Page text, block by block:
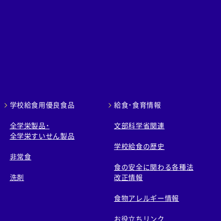
学校給食用優良食品
全学栄製品・
全学栄すいせん製品
非常食
洗剤
給食・食育情報
文部科学省関連
学校給食の歴史
食の安全に関わる各種法
改正情報
食物アレルギー情報
お役立ちリンク